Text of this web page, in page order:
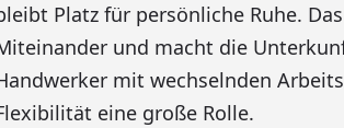
Platz für persönliche Ruhe.
und macht die
mit wechselnden
eine große Rolle.